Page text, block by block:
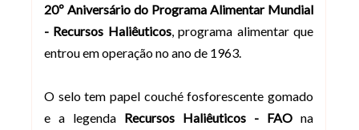
20º Aniversário do Programa Alimentar Mundial
- Recursos Haliêuticos, programa alimentar que
entrou em operação no ano de 1963.
O selo tem papel couché fosforescente gomado
e a legenda Recursos Haliêuticos - FAO na